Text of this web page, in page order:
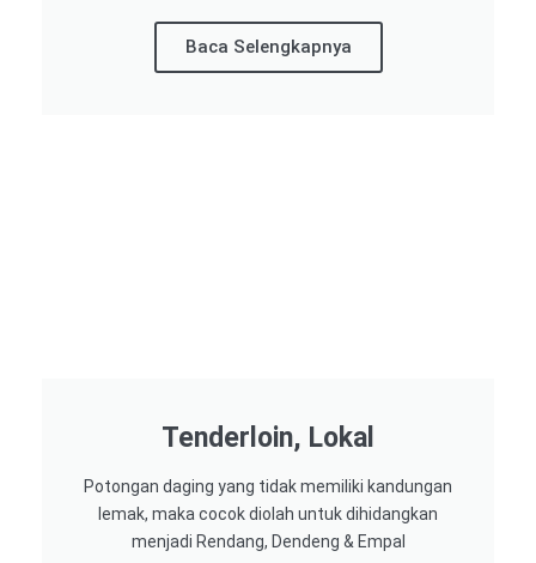
Baca Selengkapnya
Tenderloin, Lokal
Potongan daging yang tidak memiliki kandungan
lemak, maka cocok diolah untuk dihidangkan
menjadi Rendang, Dendeng & Empal